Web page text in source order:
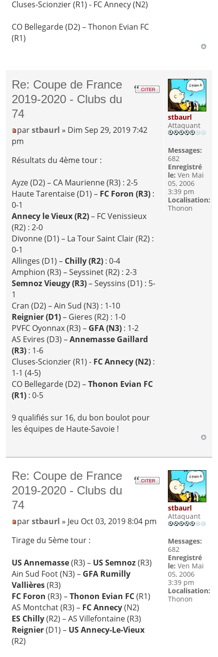
Cluses-Scionzier (R1) - FC Annecy (N2)
CO Bellegarde (D2) – Thonon Evian FC
(R1)
Re: Coupe de France
2019-2020 - Clubs du
74
parstbaurl » Dim Sep 29, 2019 7:42
pm
Résultats du 4ème tour :
Ayze (D2) – CA Maurienne (R3) : 2-5
Haute Tarentaise (D1) – FC Foron (R3) :
0-1
Annecy le Vieux (R2)– FC Venissieux
(R2) : 2-0
Divonne (D1) – La Tour Saint Clair (R2) :
0-1
Allinges (D1) – Chilly (R2) : 0-4
Amphion (R3) – Seyssinet (R2) : 2-3
Semnoz Vieugy (R3)– Seyssins (D1) : 5-
1
Cran (D2) – Ain Sud (N3) : 1-10
Reignier (D1)– Gieres (R2) : 1-0
PVFC Oyonnax (R3) – GFA (N3) : 1-2
AS Evires (D3) –Annemasse Gaillard
(R3) : 1-6
Cluses-Scionzier (R1) - FC Annecy (N2) :
1-1 (4-5)
CO Bellegarde (D2) –Thonon Evian FC
(R1) : 0-5
9 qualifiés sur 16, du bon boulot pour
les équipes de Haute-Savoie !
stbaurl
Attaquant
Messages:
682
Enregistré
le: Ven Mai
05, 2006
3:39 pm
Localisation:
Thonon
Re: Coupe de France
2019-2020 - Clubs du
74
parstbaurl » Jeu Oct 03, 2019 8:04 pm
Tirage du 5ème tour :
US Annemasse(R3) – US Semnoz(R3)
Ain Sud Foot (N3) – GFA Rumilly
Vallières(R3)
FC Foron (R3) –Thonon Evian FC(R1)
AS Montchat (R3) – FC Annecy(N2)
ES Chilly(R2) – AS Villefontaine (R3)
Reignier(D1) – US Annecy-Le-Vieux
(R2)
stbaurl
Attaquant
Messages:
682
Enregistré
le: Ven Mai
05, 2006
3:39 pm
Localisation:
Thonon